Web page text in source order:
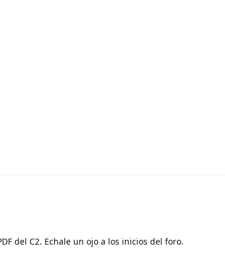
del C2. Echale un ojo a los inicios del foro.